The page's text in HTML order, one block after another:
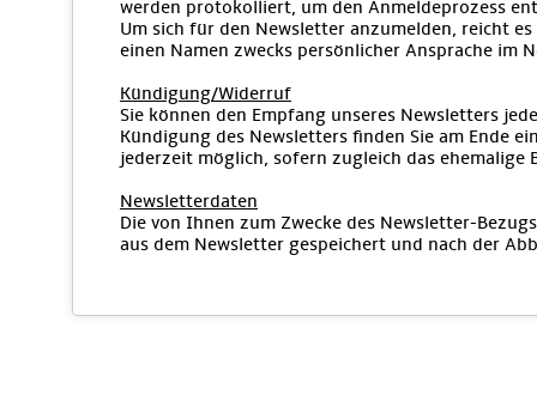
werden protokolliert, um den Anmeldeprozess
Um sich für den Newsletter anzumelden, reicht
einen Namen zwecks persönlicher Ansprache im
Kündigung/Widerruf
Sie können den Empfang unseres Newsletters
Kündigung des Newsletters finden Sie am Ende
jederzeit möglich, sofern zugleich das
Newsletterdaten
Die von Ihnen zum Zwecke des Newsletter-
aus dem Newsletter gespeichert und nach der